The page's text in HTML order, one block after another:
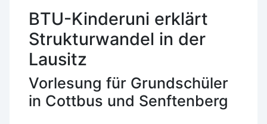
BTU-Kinderuni erklärt
Strukturwandel in der
Lausitz
Vorlesung für Grundschüler
in Cottbus und Senftenberg